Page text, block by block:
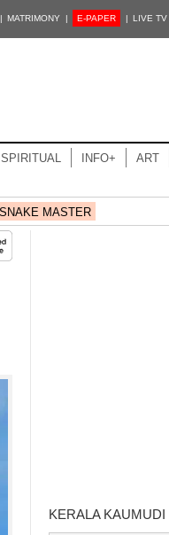
| MATRIMONY | E-PAPER | LIVE TV
SPIRITUAL INFO+ ART
SNAKE MASTER
KERALA KAUMUDI